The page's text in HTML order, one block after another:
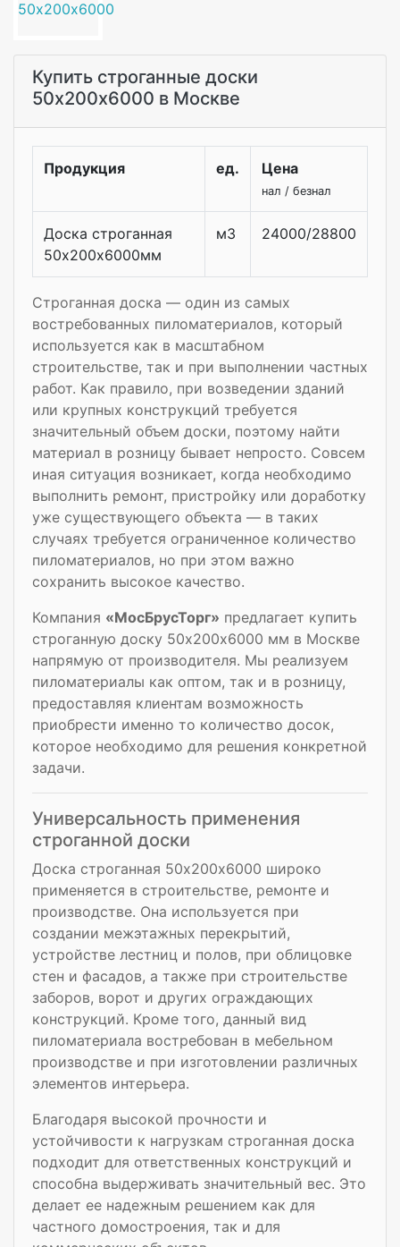
Купить строганные доски
50х200х6000 в Москве
Продукция ед. Цена
нал / безнал
Доска строганная
50х200х6000мм
м3 24000/28800
Строганная доска — один из самых
востребованных пиломатериалов, который
используется как в масштабном
строительстве, так и при выполнении частных
работ. Как правило, при возведении зданий
или крупных конструкций требуется
значительный объем доски, поэтому найти
материал в розницу бывает непросто. Совсем
иная ситуация возникает, когда необходимо
выполнить ремонт, пристройку или доработку
уже существующего объекта — в таких
случаях требуется ограниченное количество
пиломатериалов, но при этом важно
сохранить высокое качество.
Компания «МосБрусТорг» предлагает купить
строганную доску 50х200х6000 мм в Москве
напрямую от производителя. Мы реализуем
пиломатериалы как оптом, так и в розницу,
предоставляя клиентам возможность
приобрести именно то количество досок,
которое необходимо для решения конкретной
задачи.
Универсальность применения
строганной доски
Доска строганная 50х200х6000 широко
применяется в строительстве, ремонте и
производстве. Она используется при
создании межэтажных перекрытий,
устройстве лестниц и полов, при облицовке
стен и фасадов, а также при строительстве
заборов, ворот и других ограждающих
конструкций. Кроме того, данный вид
пиломатериала востребован в мебельном
производстве и при изготовлении различных
элементов интерьера.
Благодаря высокой прочности и
устойчивости к нагрузкам строганная доска
подходит для ответственных конструкций и
способна выдерживать значительный вес. Это
делает ее надежным решением как для
частного домостроения, так и для